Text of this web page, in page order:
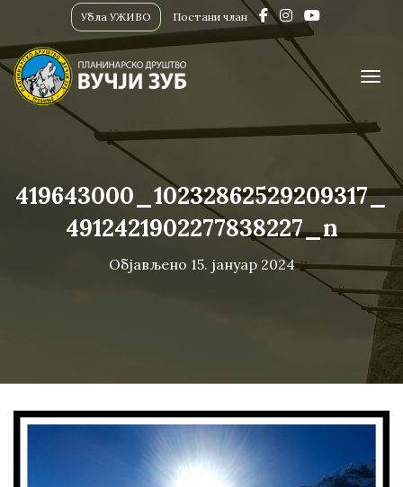
Убла УЖИВО Постани члан
419643000_10232862529209317_
4912421902277838227_n
Објављено 15. јануар 2024